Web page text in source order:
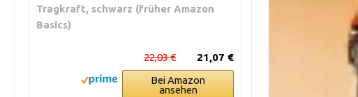
Tragkraft, schwarz (früher Amazon
Basics)
21,07 €
22,03 €
Bei Amazon
ansehen